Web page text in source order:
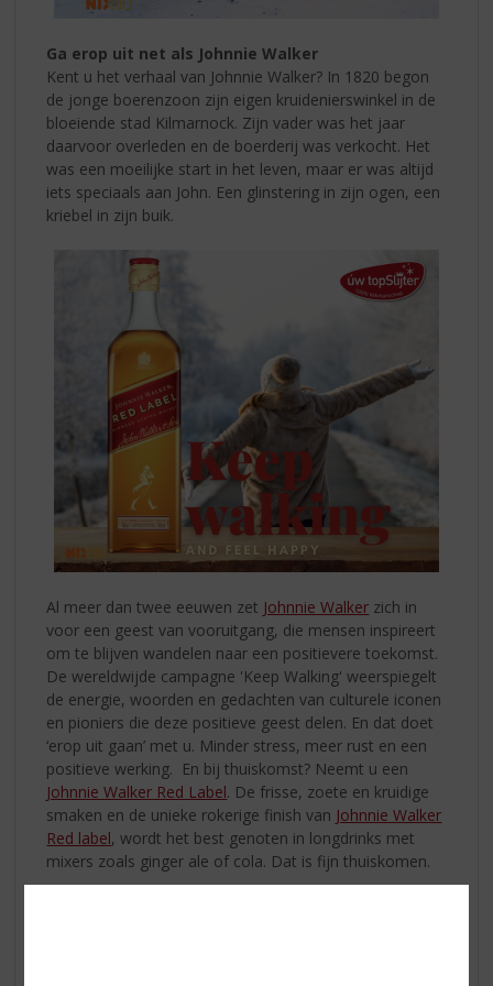
Ga erop uit net als Johnnie Walker
Kent u het verhaal van Johnnie Walker? In 1820 begon
de jonge boerenzoon zijn eigen kruidenierswinkel in de
bloeiende stad Kilmarnock. Zijn vader was het jaar
daarvoor overleden en de boerderij was verkocht. Het
was een moeilijke start in het leven, maar er was altijd
iets speciaals aan John. Een glinstering in zijn ogen, een
kriebel in zijn buik.
Al meer dan twee eeuwen zet Johnnie Walker zich in
voor een geest van vooruitgang, die mensen inspireert
om te blijven wandelen naar een positievere toekomst.
De wereldwijde campagne 'Keep Walking' weerspiegelt
de energie, woorden en gedachten van culturele iconen
en pioniers die deze positieve geest delen. En dat doet
‘erop uit gaan’ met u. Minder stress, meer rust en een
positieve werking. En bij thuiskomst? Neemt u een
Johnnie Walker Red Label. De frisse, zoete en kruidige
smaken en de unieke rokerige finish van Johnnie Walker
Red label, wordt het best genoten in longdrinks met
mixers zoals ginger ale of cola. Dat is fijn thuiskomen.